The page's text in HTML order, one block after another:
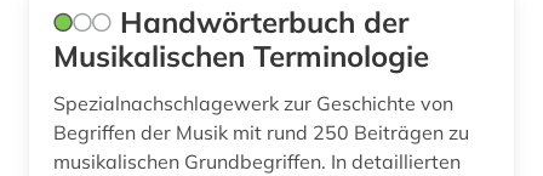
noten (1)
oper (2)
oratorium (1)
orchester (1)
Handwörterbuch der
Musikalischen Terminologie
Spezialnachschlagewerk zur Geschichte von
Begriffen der Musik mit rund 250 Beiträgen zu
musikalischen Grundbegriffen. In detaillierten